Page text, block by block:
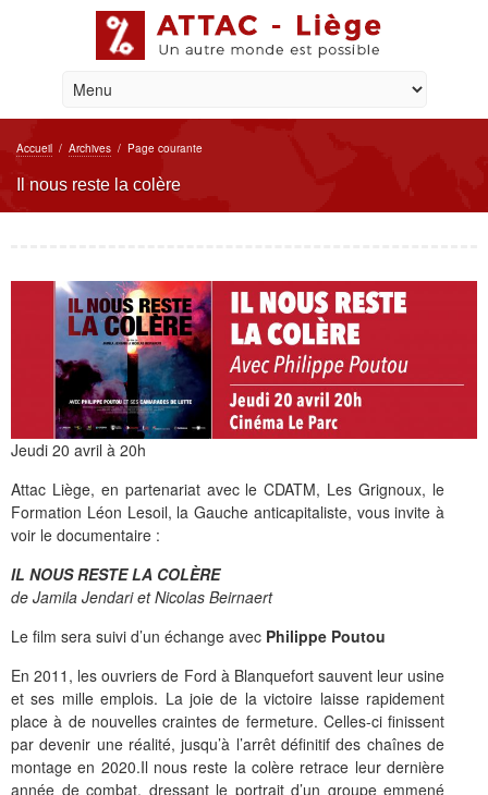
Accueil / Archives / Page courante
Il nous reste la colère
Jeudi 20 avril à 20h
Attac Liège, en partenariat avec le CDATM, Les Grignoux, le
Formation Léon Lesoil, la Gauche anticapitaliste, vous invite à
voir le documentaire :
IL NOUS RESTE LA COLÈRE
de Jamila Jendari et Nicolas Beirnaert
Le film sera suivi d’un échange avec Philippe Poutou
En 2011, les ouvriers de Ford à Blanquefort sauvent leur usine
et ses mille emplois. La joie de la victoire laisse rapidement
place à de nouvelles craintes de fermeture. Celles-ci finissent
par devenir une réalité, jusqu’à l’arrêt définitif des chaînes de
montage en 2020.Il nous reste la colère retrace leur dernière
année de combat, dressant le portrait d’un groupe emmené